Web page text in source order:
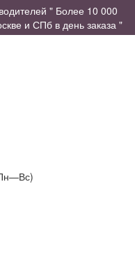
" Более 10 000
и СПб в день заказа "